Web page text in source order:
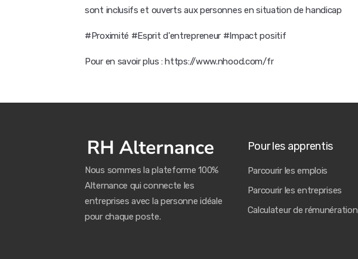
sont inclusifs et ouverts aux personnes en situation de handicap
#Proximité #Esprit d'entrepreneur #Impact positif
Pour en savoir plus : https://www.nhood.com/fr
Nous sommes la plateforme 100%
Alternance qui connecte les
entreprises avec la personne idéale
pour chaque poste.
Pour les apprentis
Parcourir les emplois
Parcourir les entreprises
Calculateur de rémunération